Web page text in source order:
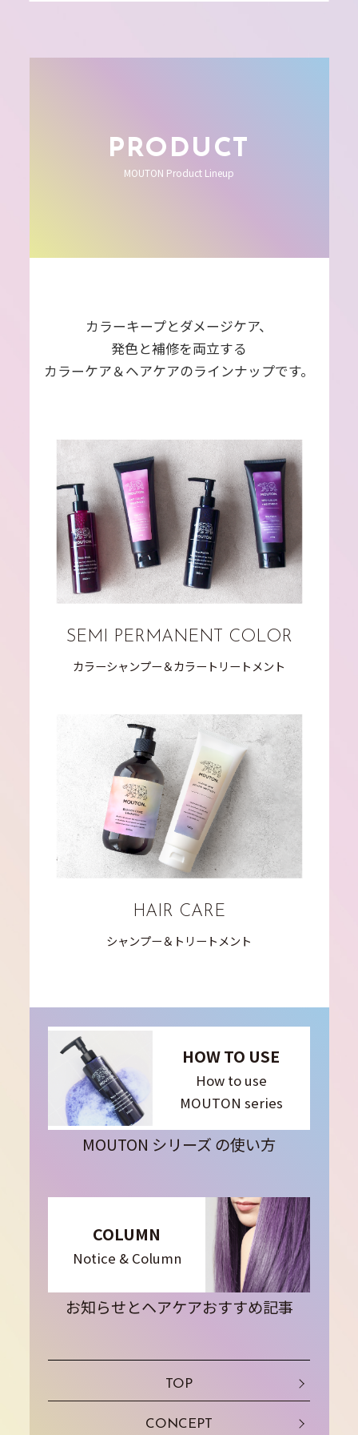
PRODUCT
MOUTON Product Lineup
カラーキープとダメージケア、
発色と補修を両立する
カラーケア＆ヘアケアのラインナップです。
SEMI PERMANENT COLOR
カラーシャンプー＆カラートリートメント
HAIR CARE
シャンプー＆トリートメント
HOW TO USE
How to use
MOUTON series
MOUTON シリーズ の使い方
COLUMN
Notice & Column
お知らせとヘアケアおすすめ記事
TOP
CONCEPT